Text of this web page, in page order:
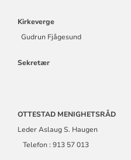
Kirkeverge
Gudrun Fjågesund
Sekretær
OTTESTAD MENIGHETSRÅD
Leder Aslaug S. Haugen
Telefon : 913 57 013